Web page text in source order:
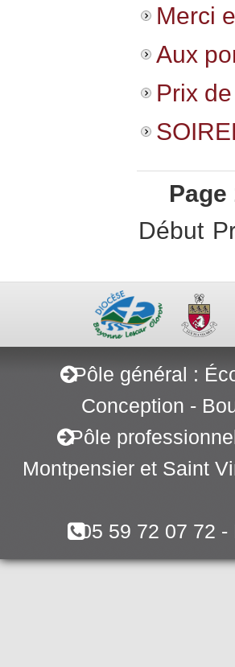
Merci
Aux
Prix
Page
Début
Pôle général :
Conception -
Pôle
Montpensier et Saint
05 59 72 07 72 -